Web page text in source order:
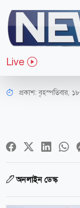
Live
আন্তর্জাতিক
চুক্তির
নিজেদের
প্রকাশ:বৃহস্পতিবার,
অনলাইন ডেস্ক